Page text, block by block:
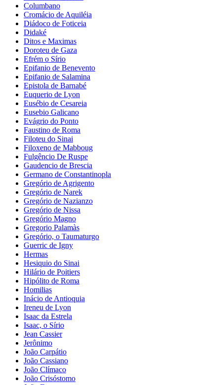
Columbano
Cromácio de Aquiléia
Diádoco de Foticeia
Didaké
Ditos e Maximas
Doroteu de Gaza
Efrém o Sírio
Epifanio de Benevento
Epifanio de Salamina
Epistola de Barnabé
Euquerio de Lyon
Eusébio de Cesareia
Eusebio Galicano
Evágrio do Ponto
Faustino de Roma
Filoteu do Sinai
Filoxeno de Mabboug
Fulgêncio De Ruspe
Gaudencio de Brescia
Germano de Constantinopla
Gregório de Agrigento
Gregório de Narek
Gregório de Nazianzo
Gregório de Nissa
Gregório Magno
Gregorio Palamàs
Gregório, o Taumaturgo
Guerric de Igny
Hermas
Hesiquio do Sinai
Hilário de Poitiers
Hipólito de Roma
Homilias
Inácio de Antioquia
Ireneu de Lyon
Isaac da Estrela
Isaac, o Sírio
Jean Cassier
Jerônimo
João Carpátio
João Cassiano
João Clímaco
João Crisóstomo